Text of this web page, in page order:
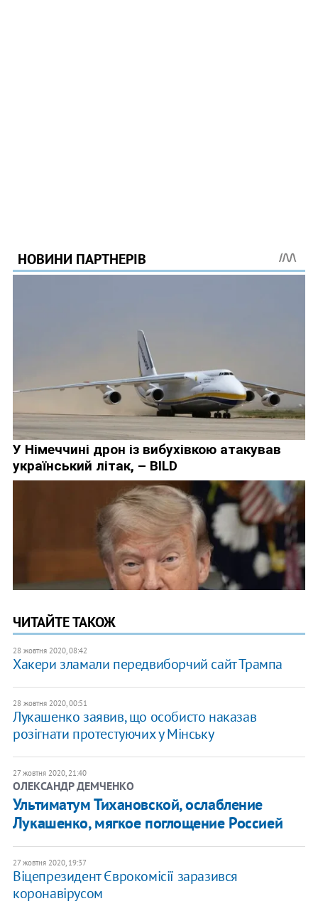
ЧИТАЙТЕ ТАКОЖ
28 жовтня 2020, 08:42
Хакери зламали передвиборчий сайт Трампа
28 жовтня 2020, 00:51
Лукашенко заявив, що особисто наказав
розігнати протестуючих у Мінську
27 жовтня 2020, 21:40
ОЛЕКСАНДР ДЕМЧЕНКО
Ультиматум Тихановской, ослабление
Лукашенко, мягкое поглощение Россией
27 жовтня 2020, 19:37
Віцепрезидент Єврокомісії заразився
коронавірусом